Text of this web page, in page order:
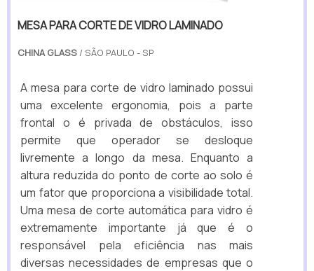
MESA PARA CORTE DE VIDRO LAMINADO
CHINA GLASS / SÃO PAULO - SP
A mesa para corte de vidro laminado possui
uma excelente ergonomia, pois a parte
frontal o é privada de obstáculos, isso
permite que operador se desloque
livremente a longo da mesa. Enquanto a
altura reduzida do ponto de corte ao solo é
um fator que proporciona a visibilidade total.
Uma mesa de corte automática para vidro é
extremamente importante já que é o
responsável pela eficiência nas mais
diversas necessidades de empresas que o